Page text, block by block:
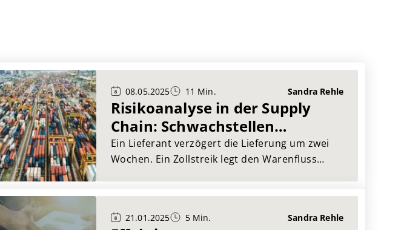
08.05.2025 11 Min. Sandra Rehle
Risikoanalyse in der Supply
Chain: Schwachstellen
erkennen und beheben
Ein Lieferant verzögert die Lieferung um zwei
Wochen. Ein Zollstreik legt den Warenfluss
nicht machtlos.
21.01.2025 5 Min. Sandra Rehle